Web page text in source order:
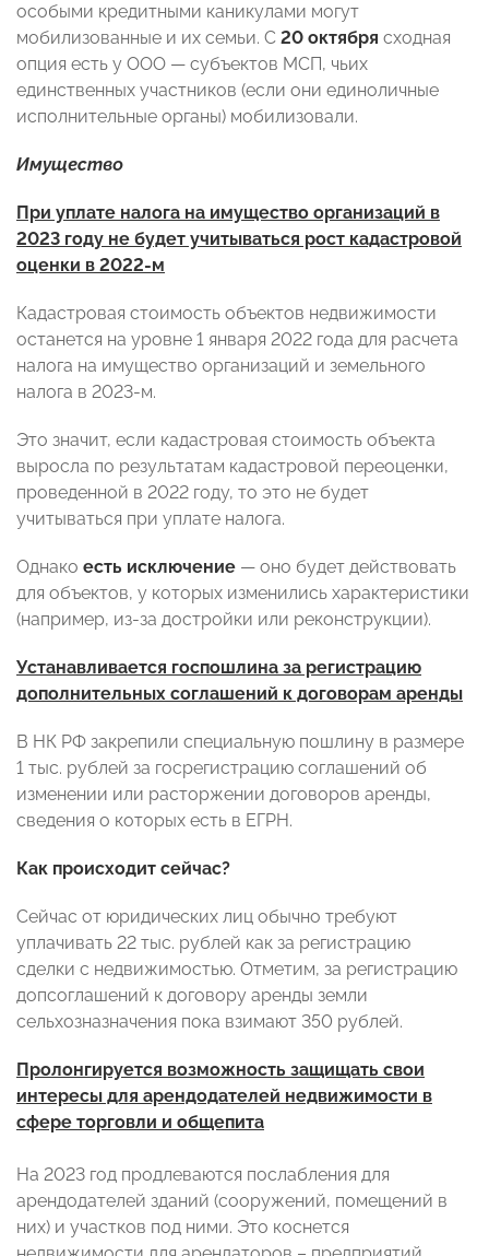
особыми кредитными каникулами могут
мобилизованные и их семьи. С 20 октября сходная
опция есть у ООО — субъектов МСП, чьих
единственных участников (если они единоличные
исполнительные органы) мобилизовали.
Имущество
При уплате налога на имущество организаций в
2023 году не будет учитываться рост кадастровой
оценки в 2022-м
Кадастровая стоимость объектов недвижимости
останется на уровне 1 января 2022 года для расчета
налога на имущество организаций и земельного
налога в 2023-м.
Это значит, если кадастровая стоимость объекта
выросла по результатам кадастровой переоценки,
проведенной в 2022 году, то это не будет
учитываться при уплате налога.
Однако есть исключение — оно будет действовать
для объектов, у которых изменились характеристики
(например, из-за достройки или реконструкции).
Устанавливается госпошлина за регистрацию
дополнительных соглашений к договорам аренды
В НК РФ закрепили специальную пошлину в размере
1 тыс. рублей за госрегистрацию соглашений об
изменении или расторжении договоров аренды,
сведения о которых есть в ЕГРН.
Как происходит сейчас?
Сейчас от юридических лиц обычно требуют
уплачивать 22 тыс. рублей как за регистрацию
сделки с недвижимостью. Отметим, за регистрацию
допсоглашений к договору аренды земли
сельхозназначения пока взимают 350 рублей.
Пролонгируется возможность защищать свои
интересы для арендодателей недвижимости в
сфере торговли и общепита
На 2023 год продлеваются послабления для
арендодателей зданий (сооружений, помещений в
них) и участков под ними. Это коснется